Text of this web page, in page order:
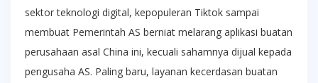
sektor teknologi digital, kepopuleran Tiktok sampai
membuat Pemerintah AS berniat melarang aplikasi buatan
perusahaan asal China ini, kecuali sahamnya dijual kepada
pengusaha AS. Paling baru, layanan kecerdasan buatan